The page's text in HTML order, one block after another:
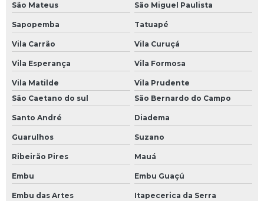
São Mateus São Miguel Paulista
Sapopemba Tatuapé
Vila Carrão Vila Curuçá
Vila Esperança Vila Formosa
Vila Matilde
Vila Prudente
São Caetano do sul
São Bernardo do Campo
Santo André Diadema
Guarulhos Suzano
Ribeirão Pires Mauá
Embu Embu Guaçú
Embu das Artes Itapecerica da Serra